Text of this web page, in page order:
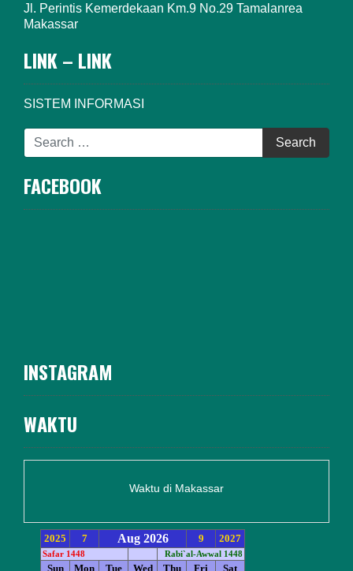
Jl. Perintis Kemerdekaan Km.9 No.29 Tamalanrea
Makassar
LINK – LINK
SISTEM INFORMASI
FACEBOOK
INSTAGRAM
WAKTU
Waktu di Makassar